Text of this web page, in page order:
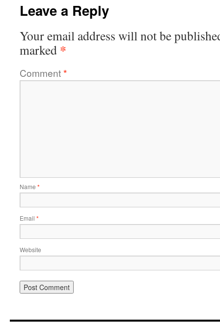
Leave a Reply
Your email address will not be
marked *
Comment*
Name *
Email *
Website